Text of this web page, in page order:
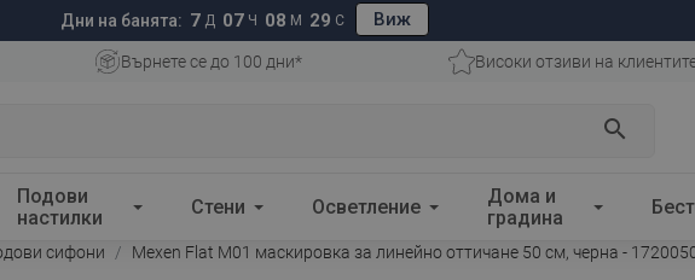
Дни на банята: 7 Д 07 Ч 08 М 28 С Виж
Върнете се до 100 дни* Високи отзиви на
search
Подови
настилки
Стени Осветление
Дома и
градина
сифони Mexen Flat M01 маскировка за линейно оттичане 50 см, черна -